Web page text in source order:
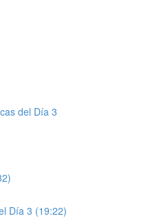
del Día 3
Día 3 (19:22)